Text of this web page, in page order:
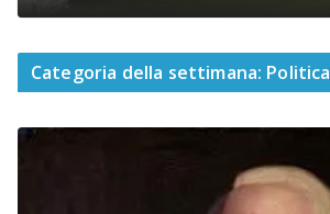
Categoria della settimana: Politica